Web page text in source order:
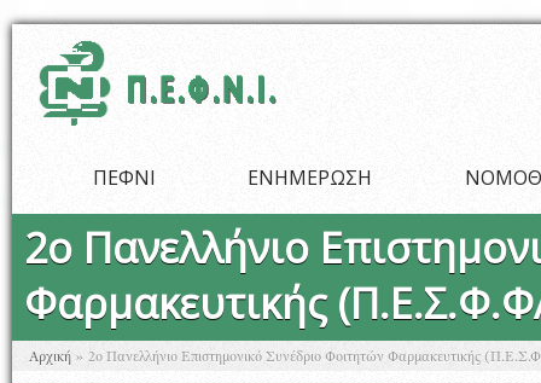
ΠΕΦΝΙ ΕΝΗΜΕΡΩΣΗ
2ο Πανελλήνιο
Φαρμακευτικής
Είστε εδώ
Αρχική » 2ο Πανελλήνιο Επιστημονικό Συνέδριο Φοιτητών Φαρμακευτικής